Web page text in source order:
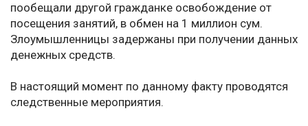
пообещали другой гражданке освобождение от
посещения занятий, в обмен на 1 миллион сум.
Злоумышленницы задержаны при получении данных
денежных средств.
В настоящий момент по данному факту проводятся
следственные мероприятия.